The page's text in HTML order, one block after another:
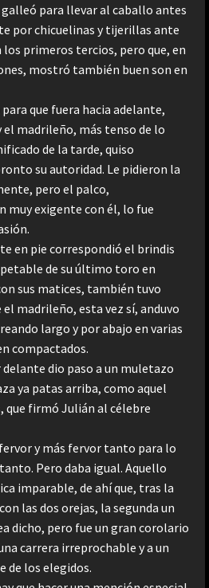
para llevar al caballo antes
por chicuelinas y tijerillas ante
los primeros tercios, pero que, en
mostró también buen son en
que fuera hacia adelante,
el madrileño, más tenso de lo
de la tarde, quiso
su autoridad. Le pidieron la
pero el palco,
exigente con él, lo fue
en pie correspondió el brindis
de su último toro en
sus matices, también tuvo
el madrileño, esta vez sí, anduvo
largo y por abajo en varias
compactados.
dio paso a un muletazo
ya patas arriba, como aquel
que firmó Julián al célebre
y más fervor tanto para lo
Pero daba igual. Aquello
imparable, de ahí que, tras la
las dos orejas, la segunda un
dicho, pero fue un gran corolario
carrera irreprochable y a un
de los elegidos.